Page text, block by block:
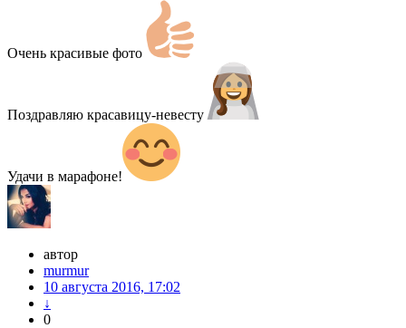
Очень красивые фото
Поздравляю красавицу-невесту
Удачи в марафоне!
автор
murmur
10 августа 2016, 17:02
↓
0